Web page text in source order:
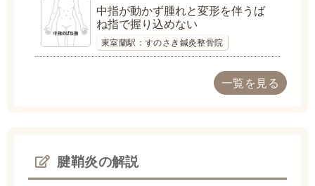
中指が動かず腫れと変形を伴うば
ね指で握り込めない
東室蘭駅：すのさき鍼灸整骨院
一覧を見る
腱鞘炎の解説